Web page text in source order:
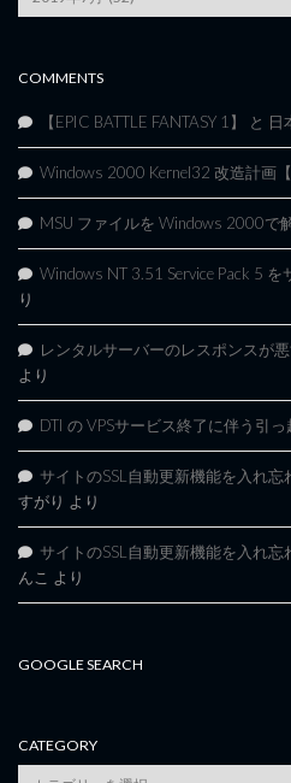
Archives
COMMENTS
【EPIC BATTLE FANTASY 1】 と 日
Windows 2000 Kernel32 改造計画【
MSU ファイルを Windows 2000で
Windows NT 3.51 Service Pack 5 を
り
レンタルサーバーのレスポンスが
より
DTI の VPSサービス終了に伴う引
サイトのSSL自動更新機能を入れ忘
すがり より
サイトのSSL自動更新機能を入れ忘
んこ より
GOOGLE SEARCH
CATEGORY
category